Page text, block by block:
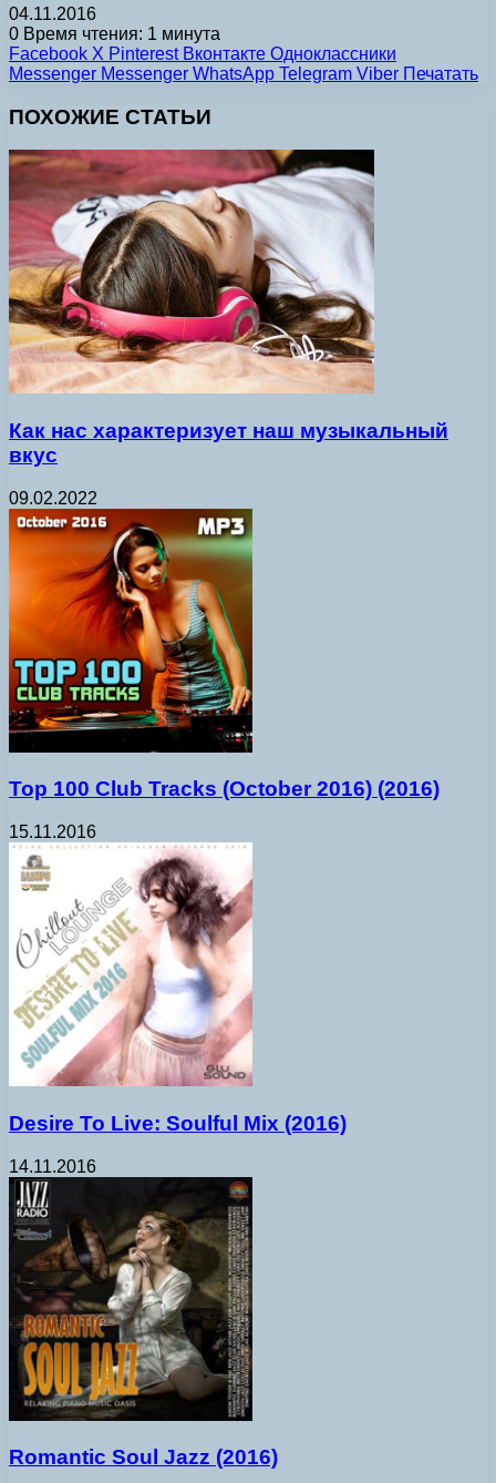
04.11.2016
0 Время чтения: 1 минута
Facebook X Pinterest Вконтакте Одноклассники
Messenger Messenger WhatsApp Telegram Viber Печатать
ПОХОЖИЕ СТАТЬИ
Как нас характеризует наш музыкальный
вкус
09.02.2022
Top 100 Club Tracks (October 2016) (2016)
15.11.2016
Desire To Live: Soulful Mix (2016)
14.11.2016
Romantic Soul Jazz (2016)